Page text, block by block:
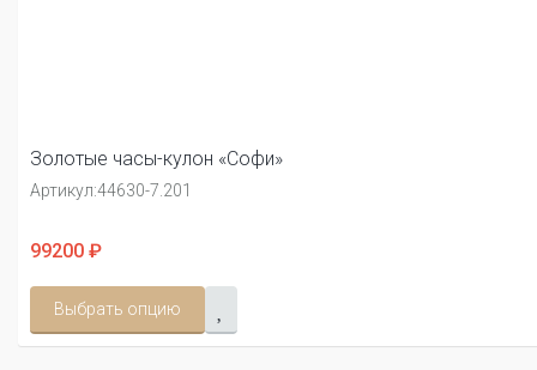
Золотые часы-кулон «Софи»
Артикул:44630-7.201
99200 ₽
Выбрать опцию